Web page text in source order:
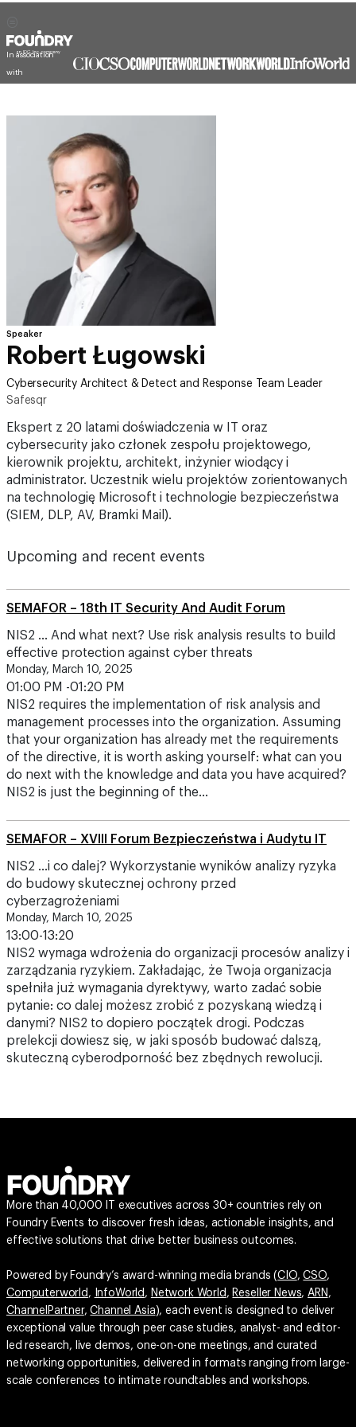
In association
with
Speaker
Robert Ługowski
Cybersecurity Architect & Detect and Response Team Leader
Safesqr
Ekspert z 20 latami doświadczenia w IT oraz
cybersecurity jako członek zespołu projektowego,
kierownik projektu, architekt, inżynier wiodący i
administrator. Uczestnik wielu projektów zorientowanych
na technologię Microsoft i technologie bezpieczeństwa
(SIEM, DLP, AV, Bramki Mail).
Upcoming and recent events
SEMAFOR – 18th IT Security And Audit Forum
NIS2 ... And what next? Use risk analysis results to build
effective protection against cyber threats
Monday, March 10, 2025
01:00 PM -01:20 PM
NIS2 requires the implementation of risk analysis and
management processes into the organization. Assuming
that your organization has already met the requirements
of the directive, it is worth asking yourself: what can you
do next with the knowledge and data you have acquired?
NIS2 is just the beginning of the…
SEMAFOR – XVIII Forum Bezpieczeństwa i Audytu IT
NIS2 ...i co dalej? Wykorzystanie wyników analizy ryzyka
do budowy skutecznej ochrony przed
cyberzagrożeniami
Monday, March 10, 2025
13:00-13:20
NIS2 wymaga wdrożenia do organizacji procesów analizy i
zarządzania ryzykiem. Zakładając, że Twoja organizacja
spełniła już wymagania dyrektywy, warto zadać sobie
pytanie: co dalej możesz zrobić z pozyskaną wiedzą i
danymi? NIS2 to dopiero początek drogi. Podczas
prelekcji dowiesz się, w jaki sposób budować dalszą,
skuteczną cyberodporność bez zbędnych rewolucji.
More than 40,000 IT executives across 30+ countries rely on
Foundry Events to discover fresh ideas, actionable insights, and
effective solutions that drive better business outcomes.
Powered by Foundry’s award-winning media brands (CIO,CSO,
Computerworld , InfoWorld , Network World , Reseller News,ARN ,
ChannelPartner,Channel Asia), each event is designed to deliver
exceptional value through peer case studies, analyst- and editor-
led research, live demos, one-on-one meetings, and curated
networking opportunities, delivered in formats ranging from large-
scale conferences to intimate roundtables and workshops.